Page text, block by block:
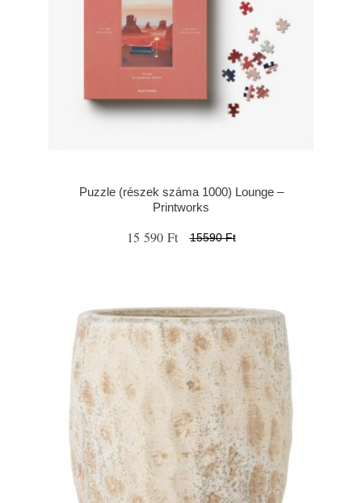
Puzzle (részek száma 1000) Lounge –
Printworks
15 590 Ft 15590 Ft